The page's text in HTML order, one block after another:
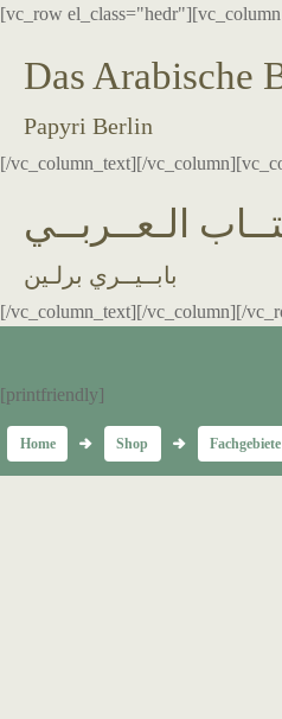
[vc_row
Das Arabische
Papyri Berlin
[/vc_column_text][/
الـعــربــي
بابــيــري برلـين
[/vc_column_text][/vc_column][/
[printfriendly]
Home Shop Fachgebiete